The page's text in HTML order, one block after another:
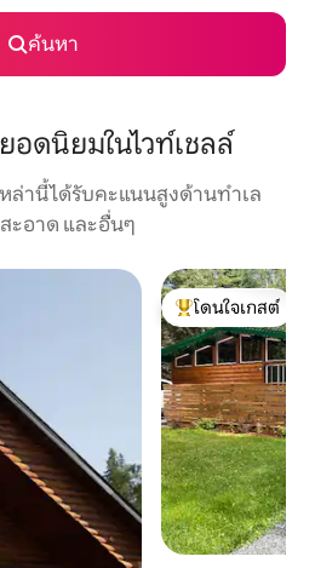
ค้นหา
ดนิยมในไวท์เชลล์
ล่านี้ได้รับคะแนนสูงด้านทำเล
ะอาด และอื่นๆ
โดนใจเกสต์ที่สุด
โดนใจเกสต์